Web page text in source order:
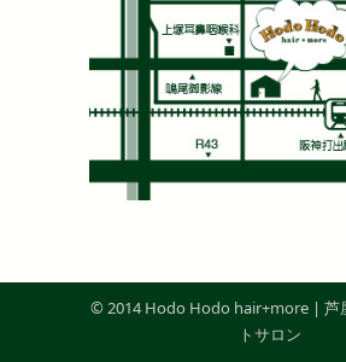
© 2014 Hodo Hodo hair+more | 芦
トサロン